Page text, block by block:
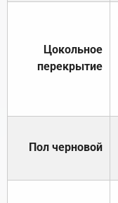
Цокольное
перекрытие
Пол черновой